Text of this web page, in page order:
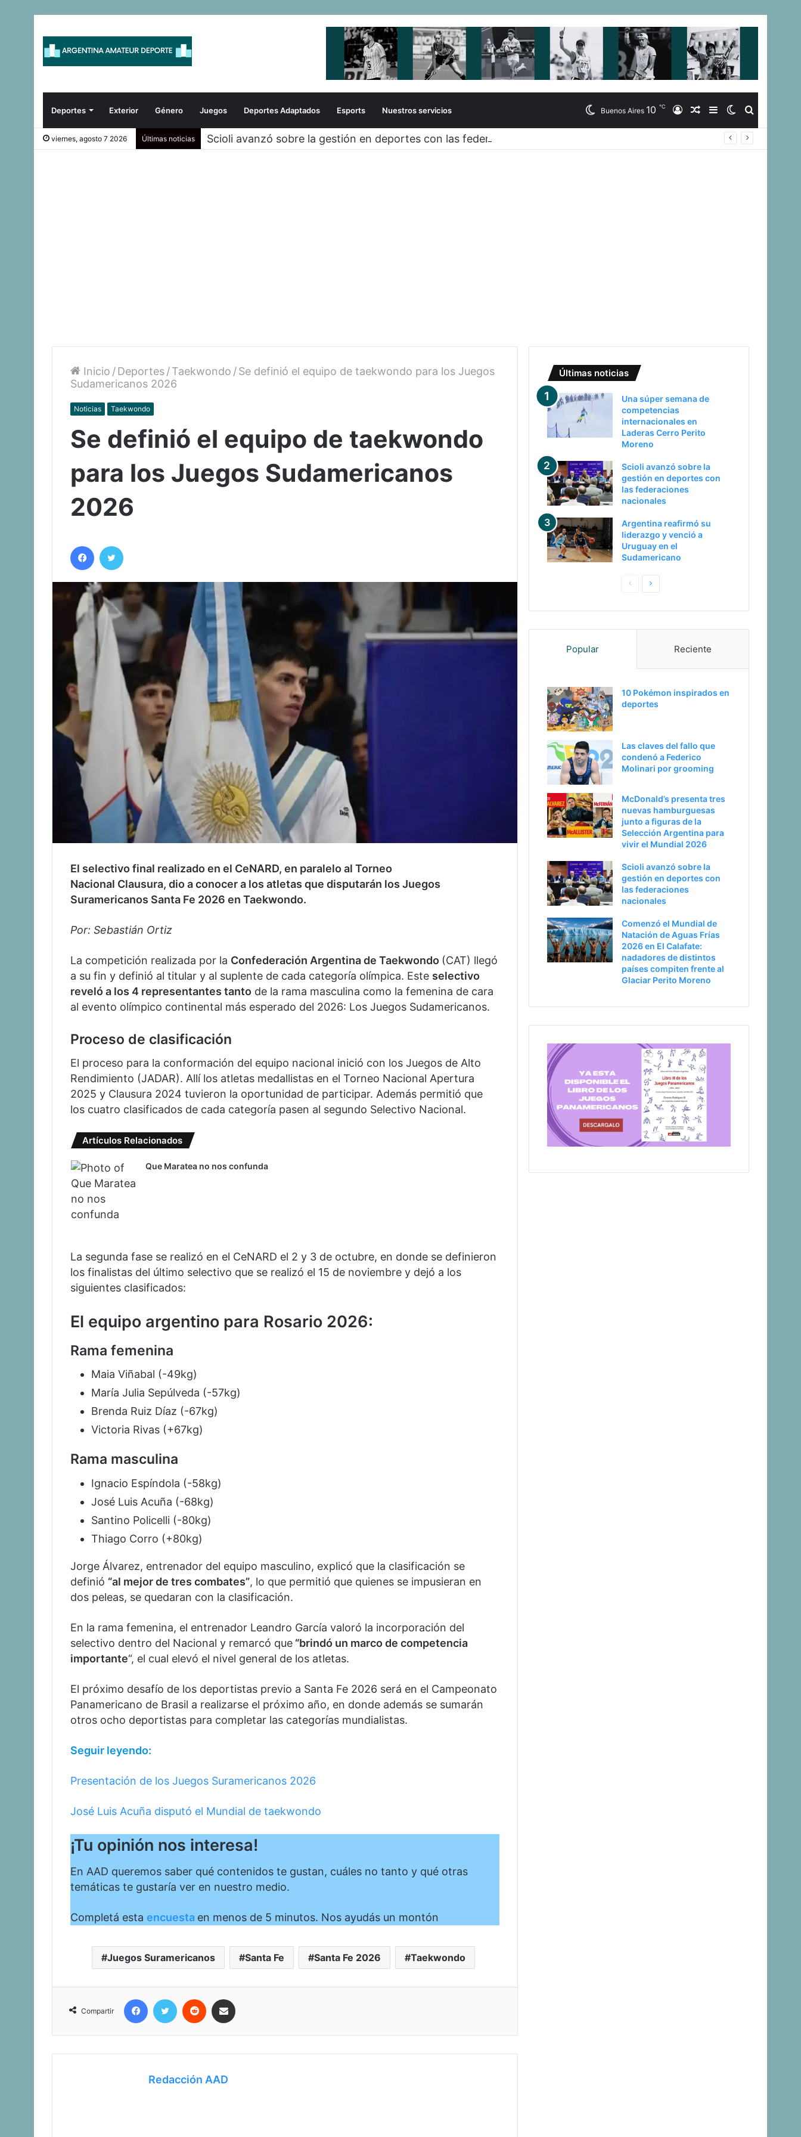
Deportes Exterior Género Juegos Deportes Adaptados Esports Nuestros servicios Buscar
Switch
skin
Barra
Lateral
Artículo
Aleatorio
Iniciar
Buenos Aires 10 ℃
viernes, agosto 7 2026 Últimas noticias Scioli avanzó sobre la gestión en deportes con las federaciones nacionales
Inicio /Deportes/Taekwondo /Se definió el equipo de taekwondo para los Juegos
Sudamericanos 2026
Noticias Taekwondo
Se definió el equipo de taekwondo
para los Juegos Sudamericanos
2026
Facebook
El selectivo final realizado en el CeNARD, en paralelo al Torneo
Nacional Clausura, dio a conocer a los atletas que disputarán los Juegos
Suramericanos Santa Fe 2026 en Taekwondo.
Por: Sebastián Ortiz
La competición realizada por la Confederación Argentina de Taekwondo (CAT) llegó
a su fin y definió al titular y al suplente de cada categoría olímpica. Este selectivo
reveló a los 4 representantes tanto de la rama masculina como la femenina de cara
al evento olímpico continental más esperado del 2026: Los Juegos Sudamericanos.
Proceso de clasificación
El proceso para la conformación del equipo nacional inició con los Juegos de Alto
Rendimiento (JADAR). Allí los atletas medallistas en el Torneo Nacional Apertura
2025 y Clausura 2024 tuvieron la oportunidad de participar. Además permitió que
los cuatro clasificados de cada categoría pasen al segundo Selectivo Nacional.
Artículos Relacionados
Que Maratea no nos confunda
La segunda fase se realizó en el CeNARD el 2 y 3 de octubre, en donde se definieron
los finalistas del último selectivo que se realizó el 15 de noviembre y dejó a los
siguientes clasificados:
El equipo argentino para Rosario 2026:
Rama femenina
Maia Viñabal (-49kg)
María Julia Sepúlveda (-57kg)
Brenda Ruiz Díaz (-67kg)
Victoria Rivas (+67kg)
Rama masculina
Ignacio Espíndola (-58kg)
José Luis Acuña (-68kg)
Santino Policelli (-80kg)
Thiago Corro (+80kg)
Jorge Álvarez, entrenador del equipo masculino, explicó que la clasificación se
definió “al mejor de tres combates”, lo que permitió que quienes se impusieran en
dos peleas, se quedaran con la clasificación.
En la rama femenina, el entrenador Leandro García valoró la incorporación del
selectivo dentro del Nacional y remarcó que “brindó un marco de competencia
importante“, el cual elevó el nivel general de los atletas.
El próximo desafío de los deportistas previo a Santa Fe 2026 será en el Campeonato
Panamericano de Brasil a realizarse el próximo año, en donde además se sumarán
otros ocho deportistas para completar las categorías mundialistas.
Seguir leyendo:
Presentación de los Juegos Suramericanos 2026
José Luis Acuña disputó el Mundial de taekwondo
¡Tu opinión nos interesa!
En AAD queremos saber qué contenidos te gustan, cuáles no tanto y qué otras
temáticas te gustaría ver en nuestro medio.
Completá esta encuesta en menos de 5 minutos. Nos ayudás un montón
Juegos Suramericanos Santa Fe Santa Fe 2026 Taekwondo
Compartir
Facebook
Twitter Reddit
Redacción AAD
Últimas noticias
Una súper semana de
competencias
internacionales en
Laderas Cerro Perito
Moreno
Scioli avanzó sobre la
gestión en deportes con
las federaciones
nacionales
Argentina reafirmó su
liderazgo y venció a
Uruguay en el
Sudamericano
PaginaSiguiente
Popular Reciente
10 Pokémon inspirados en
deportes
Las claves del fallo que
condenó a Federico
Molinari por grooming
McDonald’s presenta tres
nuevas hamburguesas
junto a figuras de la
Selección Argentina para
vivir el Mundial 2026
Scioli avanzó sobre la
gestión en deportes con
las federaciones
nacionales
Comenzó el Mundial de
Natación de Aguas Frías
2026 en El Calafate:
nadadores de distintos
países compiten frente al
Glaciar Perito Moreno